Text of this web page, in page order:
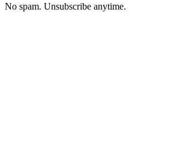
No spam. Unsubscribe anytime.